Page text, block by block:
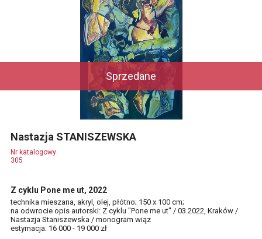
Sprzedane
Nastazja STANISZEWSKA
Nr katalogowy
305
Z cyklu Pone me ut, 2022
technika mieszana, akryl, olej, płótno; 150 x 100 cm;
na odwrocie opis autorski: Z cyklu "Pone me ut" / 03.2022, Kraków /
Nastazja Staniszewska / monogram wiąz
estymacja: 16 000 - 19 000 zł